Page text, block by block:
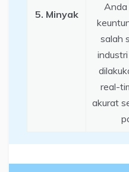
5. Minyak
Anda
salah
real-
akurat